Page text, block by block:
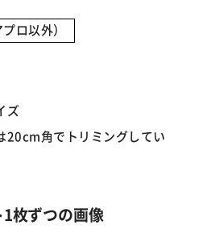
ロ以外）
ズ
20cm角でトリミングしてい
枚ずつの画像